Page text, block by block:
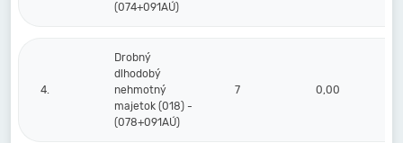
(074+091AÚ)
4.
Drobný
dlhodobý
nehmotný
majetok (018) -
(078+091AÚ)
7 0,00